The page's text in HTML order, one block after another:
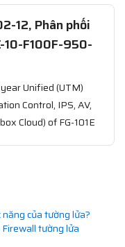
12, Phân phối
10-F100F-950-
Unified (UTM)
Control, IPS, AV,
Cloud) of FG-101E
của tường lửa?
tường lửa